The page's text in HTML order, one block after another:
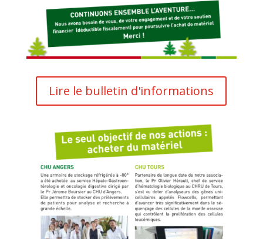
Lire le bulletin d'informations